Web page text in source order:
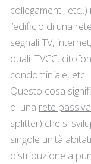
collegamenti,
l’edificio di una
segnali TV,
quali: TVCC,
condominiale,
Questo cosa
di una rete
splitter) che si
singole unità
distribuzione a